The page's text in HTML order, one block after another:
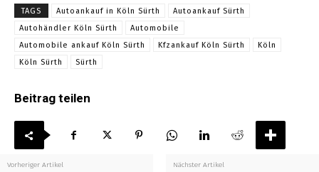
TAGS Autoankauf in Köln Sürth
Autoankauf Sürth
Autohändler Köln Sürth
Automobile
Automobile ankauf Köln Sürth
Kfzankauf Köln Sürth
Köln
Köln Sürth
Sürth
Beitrag teilen
Vorheriger Artikel Nächster Artikel